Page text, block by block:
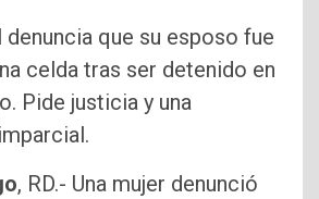
denuncia que su esposo fue
celda tras ser detenido en
Pide justicia y una
, RD.- Una mujer denunció